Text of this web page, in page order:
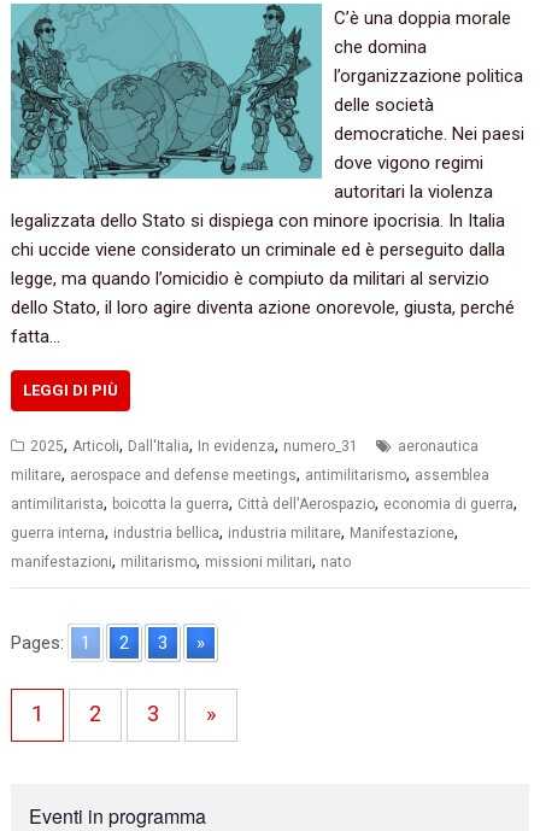
C’è una doppia morale
che domina
l’organizzazione politica
delle società
democratiche. Nei paesi
dove vigono regimi
autoritari la violenza
legalizzata dello Stato si dispiega con minore ipocrisia. In Italia
chi uccide viene considerato un criminale ed è perseguito dalla
legge, ma quando l’omicidio è compiuto da militari al servizio
dello Stato, il loro agire diventa azione onorevole, giusta, perché
fatta…
LEGGI DI PIÙ
2025,Articoli, Dall'Italia, In evidenza, numero_31
aeronautica
militare, aerospace and defense meetings, antimilitarismo, assemblea
antimilitarista, boicotta la guerra, Città dell'Aerospazio, economia di guerra,
guerra interna, industria bellica, industria militare, Manifestazione,
manifestazioni, militarismo, missioni militari, nato
Pages: 1 2 3 »
1 2 3 »
Eventi in programma